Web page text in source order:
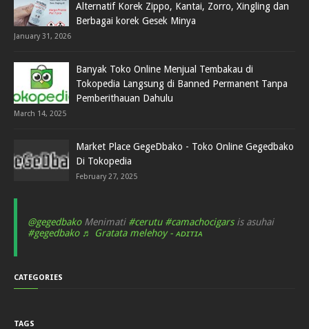
Alternatif Korek Zippo, Kantai, Zorro, Xingling dan
Berbagai korek Gesek Minya
January 31, 2026
Banyak Toko Online Menjual Tembakau di
Tokopedia Langsung di Banned Permanent Tanpa
Pemberithauan Dahulu
March 14, 2025
Market Place GegeDbako - Toko Online Gegedbako
Di Tokopedia
February 27, 2025
@gegedbakoMenimati #cerutu #camachocigarsis asuhai
#gegedbako ♬ Gratata melehoy - ᴀᴅɪᴛɪᴀ
CATEGORIES
TAGS